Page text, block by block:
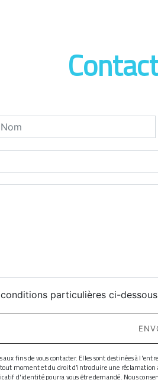
des
particulières ci-
fins de vous contacter. Elles sont destinées à
moment et du droit d’introduire une réclamation
d'identité pourra vous être demandé. Nous